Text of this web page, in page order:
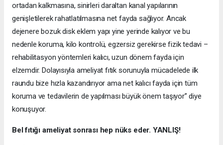
ortadan kalkmasına, sinirleri daraltan kanal yapılarının
genişletilerek rahatlatılmasına net fayda sağlıyor. Ancak
dejenere bozuk disk eklem yapı yine yerinde kalıyor ve bu
nedenle koruma, kilo kontrolü, egzersiz gerekirse fizik tedavi –
rehabilitasyon yöntemleri kalıcı, uzun dönem fayda için
elzemdir. Dolayısıyla ameliyat fıtık sorunuyla mücadelede ilk
raundu bize hızla kazandırıyor ama net kalıcı fayda için tüm
koruma ve tedavilerin de yapılması büyük önem taşıyor” diye
konuşuyor.
Bel fıtığı ameliyat sonrası hep nüks eder. YANLIŞ!